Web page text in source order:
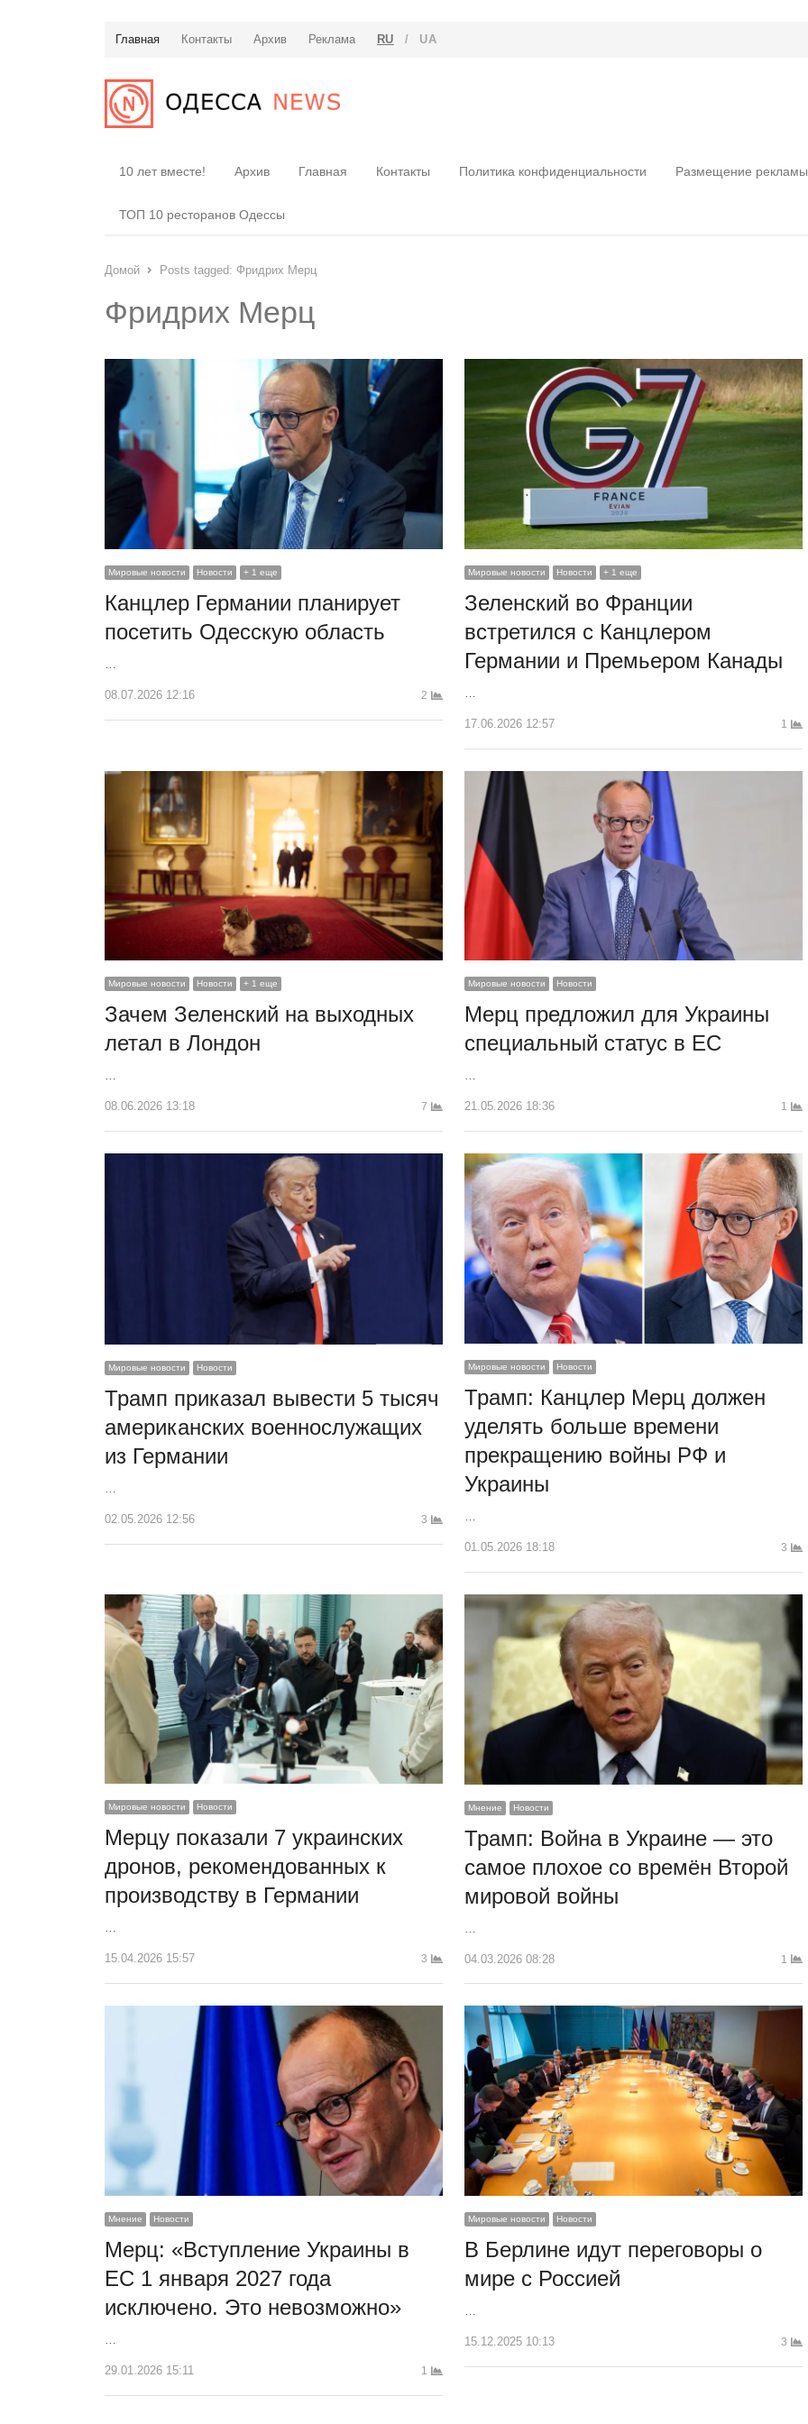
Главная Контакты Архив Реклама RU / UA
10 лет вместе! Архив Главная Контакты Политика конфиденциальности Размещение рекламы
ТОП 10 ресторанов Одессы
Домой Posts tagged: Фридрих Мерц
Фридрих Мерц
Мировые новости Новости + 1 еще
Канцлер Германии планирует
посетить Одесскую область
08.07.2026 12:16 2
Мировые новости Новости + 1 еще
Зеленский во Франции
встретился с Канцлером
Германии и Премьером Канады
17.06.2026 12:57 1
Мировые новости Новости + 1 еще
Зачем Зеленский на выходных
летал в Лондон
…
08.06.2026 13:18 7
Мировые новости Новости
Мерц предложил для Украины
специальный статус в ЕС
…
21.05.2026 18:36 1
Мировые новости Новости
Трамп приказал вывести 5 тысяч
американских военнослужащих
из Германии
02.05.2026 12:56 3
Мировые новости Новости
Трамп: Канцлер Мерц должен
уделять больше времени
прекращению войны РФ и
Украины
01.05.2026 18:18 3
Мировые новости Новости
Мерцу показали 7 украинских
дронов, рекомендованных к
производству в Германии
…
15.04.2026 15:57 3
Мнение Новости
Трамп: Война в Украине — это
самое плохое со времён Второй
мировой войны
04.03.2026 08:28 1
Мнение Новости
Мерц: «Вступление Украины в
ЕС 1 января 2027 года
исключено. Это невозможно»
…
29.01.2026 15:11 1
Мировые новости Новости
В Берлине идут переговоры о
мире с Россией
…
15.12.2025 10:13 3